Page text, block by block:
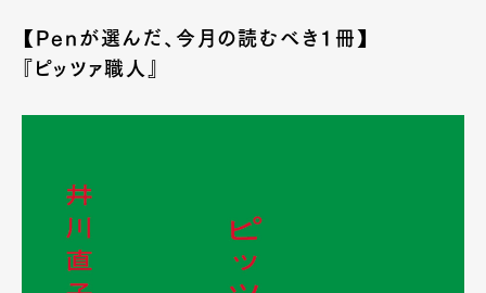
【Penが選んだ、今月の読むべき1冊】
『ピッツァ職人』